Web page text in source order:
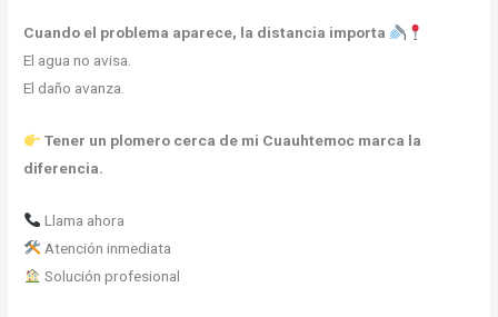
Cuando el problema aparece, la distancia importa
El agua no avisa.
El daño avanza.
Tener un plomero cerca de mi Cuauhtemoc marca la
diferencia.
Llama ahora
Atención inmediata
Solución profesional